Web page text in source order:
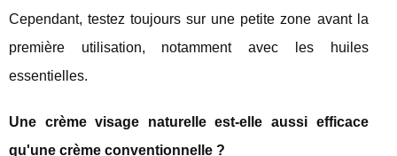
Cependant, testez toujours sur une petite zone avant la
première utilisation, notamment avec les huiles
essentielles.
Une crème visage naturelle est-elle aussi efficace
qu'une crème conventionnelle ?